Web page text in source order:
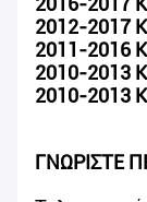
2012-2017
2011-2016
2010-2013
2010-2013
ΓΝΩΡΙΣΤΕ